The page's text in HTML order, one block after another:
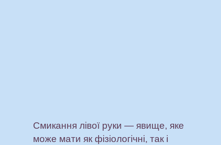
Смикання лівої руки — явище, яке
може мати як фізіологічні, так і